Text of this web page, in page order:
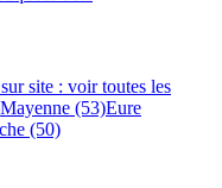
site : voir toutes les
Mayenne (53)Eure
(50)